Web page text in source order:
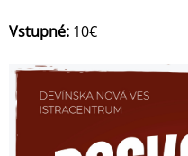
Vstupné: 10€